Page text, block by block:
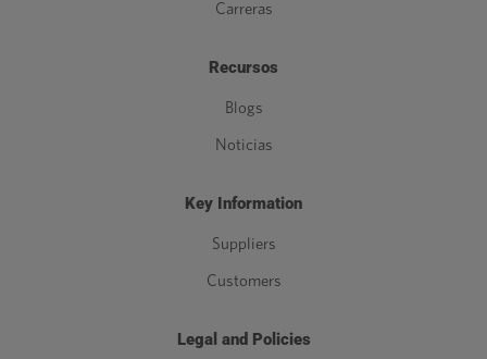
Carreras
Recursos
Blogs
Noticias
Key Information
Suppliers
Customers
Legal and Policies